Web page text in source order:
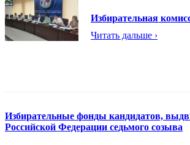
Избирательная
Читать дальше ›
Избирательные фонды кандидатов,
Российской Федерации седьмого созыва